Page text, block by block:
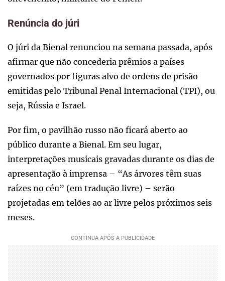
Renúncia do júri
O júri da Bienal renunciou na semana passada, após
afirmar que não concederia prêmios a países
governados por figuras alvo de ordens de prisão
emitidas pelo Tribunal Penal Internacional (TPI), ou
seja, Rússia e Israel.
Por fim, o pavilhão russo não ficará aberto ao
público durante a Bienal. Em seu lugar,
interpretações musicais gravadas durante os dias de
apresentação à imprensa – “As árvores têm suas
raízes no céu” (em tradução livre) – serão
projetadas em telões ao ar livre pelos próximos seis
meses.